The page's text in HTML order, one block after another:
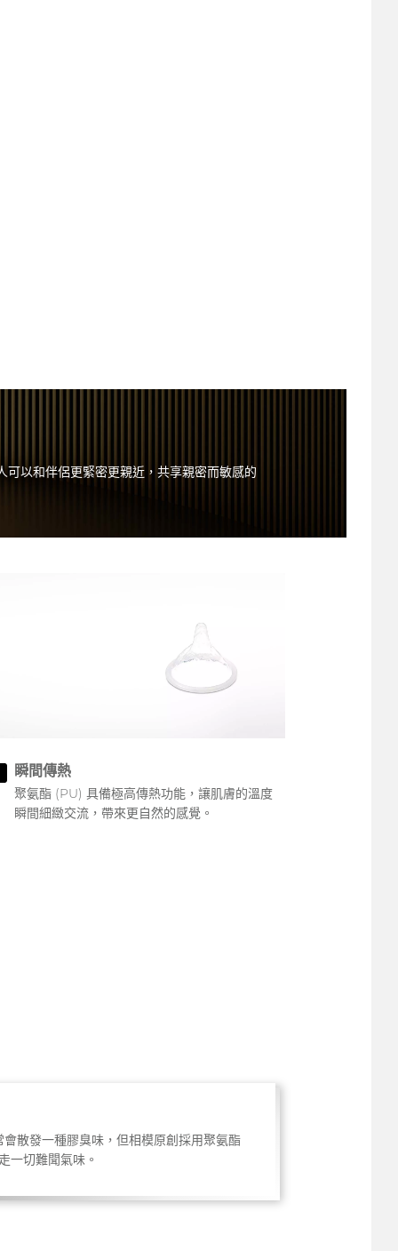
以和伴侶更緊密更親近，共享親密而敏感的
瞬間傳熱
聚氨酯 (PU) 具備極高傳熱功能，讓肌膚的溫度
瞬間細緻交流，帶來更自然的感覺。
散發一種膠臭味，但相模原創採用聚氨酯
一切難聞氣味。